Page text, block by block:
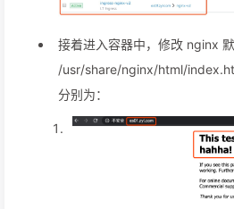
接着进入容器中，修改 nginx
/usr/share/nginx/html/
分别为：